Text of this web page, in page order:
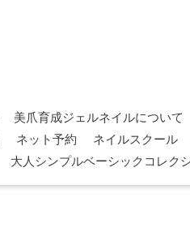
美爪育成ジェルネイルについて
ネット予約 ネイルスクール
大人シンプルベーシックコレク